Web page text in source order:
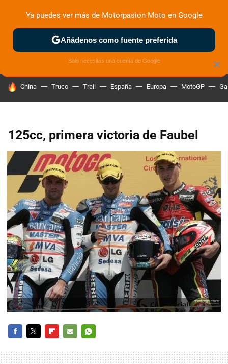
ZONA DE PRUEBAS DEPORTIVAS MOTOS ELÉCTRICAS
HOY SE HABLA DE
China Truco Trail España Europa MotoGP
125cc, primera victoria de Faubel
MAIL
×
Ya puedes ver más de Motorpasion Moto en Google
Añádenos como fuente preferida
Solo necesitas una cuenta de Google